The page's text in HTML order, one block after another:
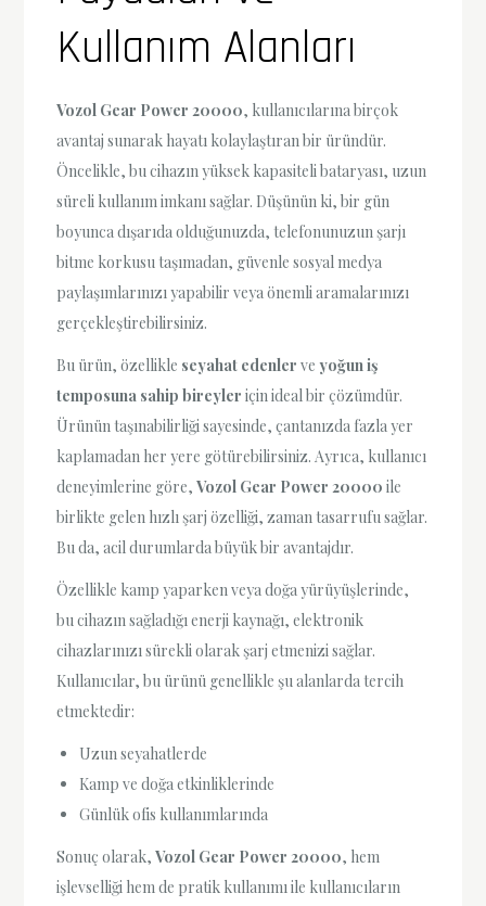
Kullanım Alanları
Vozol Gear Power 20000, kullanıcılarına birçok
avantaj sunarak hayatı kolaylaştıran bir üründür.
Öncelikle, bu cihazın yüksek kapasiteli bataryası, uzun
süreli kullanım imkanı sağlar. Düşünün ki, bir gün
boyunca dışarıda olduğunuzda, telefonunuzun şarjı
bitme korkusu taşımadan, güvenle sosyal medya
paylaşımlarınızı yapabilir veya önemli aramalarınızı
gerçekleştirebilirsiniz.
Bu ürün, özellikle seyahat edenler veyoğun iş
temposuna sahip bireyler için ideal bir çözümdür.
Ürünün taşınabilirliği sayesinde, çantanızda fazla yer
kaplamadan her yere götürebilirsiniz. Ayrıca, kullanıcı
deneyimlerine göre,Vozol Gear Power 20000 ile
birlikte gelen hızlı şarj özelliği, zaman tasarrufu sağlar.
Bu da, acil durumlarda büyük bir avantajdır.
Özellikle kamp yaparken veya doğa yürüyüşlerinde,
bu cihazın sağladığı enerji kaynağı, elektronik
cihazlarınızı sürekli olarak şarj etmenizi sağlar.
Kullanıcılar, bu ürünü genellikle şu alanlarda tercih
etmektedir:
Uzun seyahatlerde
Kamp ve doğa etkinliklerinde
Günlük ofis kullanımlarında
Sonuç olarak,Vozol Gear Power 20000, hem
işlevselliği hem de pratik kullanımı ile kullanıcıların